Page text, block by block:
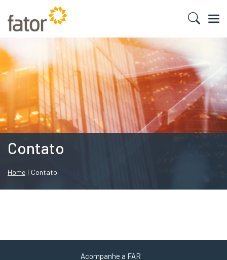
Contato
Home | Contato
Acompanhe a FAR